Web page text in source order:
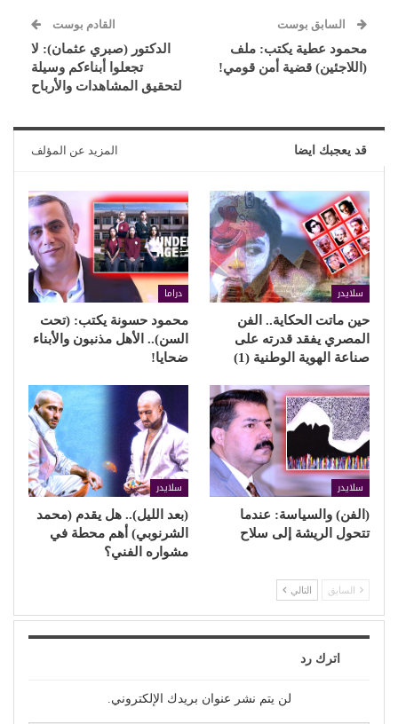
السابق بوست
محمود عطية يكتب: ملف
(اللاجئين) قضية أمن قومي!
القادم بوست
الدكتور (صبري عثمان): لا
تجعلوا أبناءكم وسيلة
لتحقيق المشاهدات والأرباح
قد يعجبك ايضا المزيد عن المؤلف
سلايدر
حين ماتت الحكاية.. الفن
المصري يفقد قدرته على
صناعة الهوية الوطنية (1)
دراما
محمود حسونة يكتب: (تحت
السن).. الأهل مذنبون والأبناء
ضحايا!
سلايدر
(الفن) والسياسة: عندما
تتحول الريشة إلى سلاح
سلايدر
(بعد الليل).. هل يقدم (محمد
الشرنوبي) أهم محطة في
مشواره الفني؟
السابق التالي
اترك رد
لن يتم نشر عنوان بريدك الإلكتروني.